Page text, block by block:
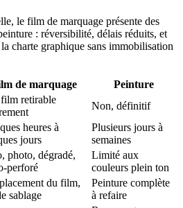
le film de marquage présente des
: réversibilité, délais réduits, et
charte graphique sans immobilisation
de marquage
Peinture
retirable
Non, définitif
heures à
jours
Plusieurs jours à
semaines
photo, dégradé,
perforé
Limité aux
couleurs plein ton
du film,
sablage
Peinture complète
à refaire